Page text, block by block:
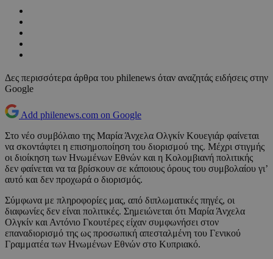
Δες περισσότερα άρθρα του philenews όταν αναζητάς ειδήσεις στην
Google
Add philenews.com on Google
Στο νέο συμβόλαιο της Μαρία Άνχελα Ολγκίν Κουεγιάρ φαίνεται
να σκοντάφτει η επισημοποίηση του διορισμού της. Μέχρι στιγμής
οι διοίκηση των Ηνωμένων Εθνών και η Κολομβιανή πολιτικής
δεν φαίνεται να τα βρίσκουν σε κάποιους όρους του συμβολαίου γι’
αυτό και δεν προχωρά ο διορισμός.
Σύμφωνα με πληροφορίες μας, από διπλωματικές πηγές, οι
διαφωνίες δεν είναι πολιτικές. Σημειώνεται ότι Μαρία Άνχελα
Ολγκίν και Αντόνιο Γκουτέρες είχαν συμφωνήσει στον
επαναδιορισμό της ως προσωπική απεσταλμένη του Γενικού
Γραμματέα των Ηνωμένων Εθνών στο Κυπριακό.